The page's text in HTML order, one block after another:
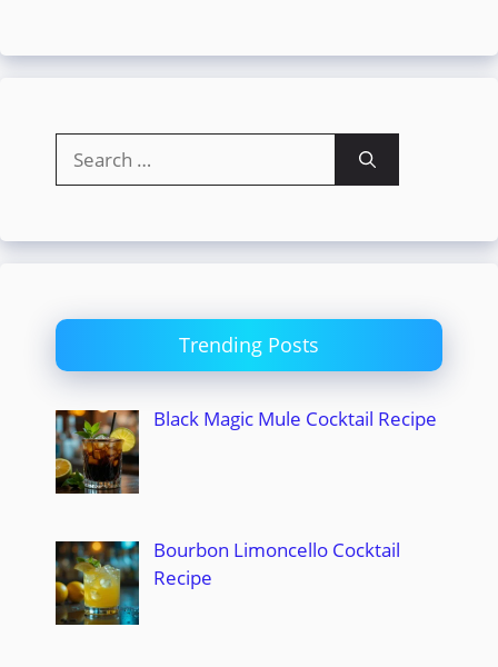
for:
Trending Posts
Black Magic Mule Cocktail Recipe
Bourbon Limoncello Cocktail
Recipe